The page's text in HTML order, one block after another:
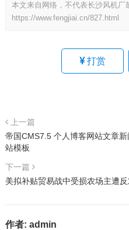
本文来自网络，不代表长沙风机厂
https://www.fengjiai.cn/827.html
打赏
上一篇
帝国CMS7.5 个人博客网站文章
站模板
下一篇
美拟补贴贸易战中受损农场主遭
作者: admin